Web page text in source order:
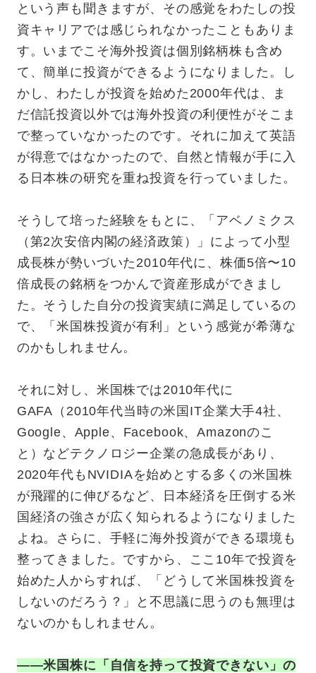
という声も聞きますが、その感覚をわたしの投
資キャリアでは感じられなかったこともありま
す。いまでこそ海外投資は個別銘柄株も含め
て、簡単に投資ができるようになりました。し
かし、わたしが投資を始めた2000年代は、ま
だ信託投資以外では海外投資の利便性がそこま
で整っていなかったのです。それに加えて英語
が得意ではなかったので、自然と情報が手に入
る日本株の研究を重ね投資を行っていました。
そうして培った経験をもとに、「アベノミクス
（第2次安倍内閣の経済政策）」によって小型
成長株が勢いづいた2010年代に、株価5倍〜10
倍成長の銘柄をつかんで資産形成ができまし
た。そうした自分の投資実績に満足しているの
で、「米国株投資が有利」という感覚が希薄な
のかもしれません。
それに対し、米国株では2010年代に
GAFA（2010年代当時の米国IT企業大手4社、
Google、Apple、Facebook、Amazonのこ
と）などテクノロジー企業の急成長があり、
2020年代もNVIDIAを始めとする多くの米国株
が飛躍的に伸びるなど、日本経済を圧倒する米
国経済の強さが広く知られるようになりました
よね。さらに、手軽に海外投資ができる環境も
整ってきました。ですから、ここ10年で投資を
始めた人からすれば、「どうして米国株投資を
しないのだろう？」と不思議に思うのも無理は
ないのかもしれません。
——米国株に「自信を持って投資できない」の